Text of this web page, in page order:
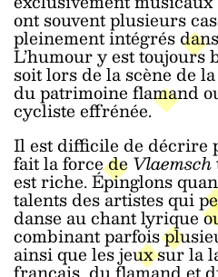
ont souvent plusieurs
pleinement intégrés
L’humour y est toujours
soit lors de la scène de
du patrimoine flamand
cycliste effrénée.
Il est difficile de décrire
fait la force de Vlaemsch
est riche. Épinglons
talents des artistes qui
danse au chant lyrique
combinant parfois
ainsi que les jeux sur la